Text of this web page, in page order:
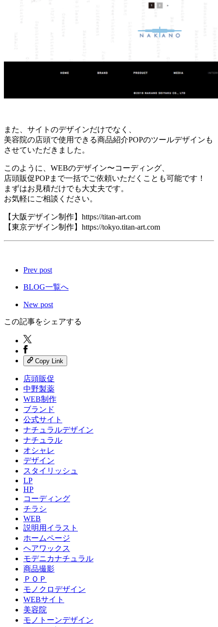
また、サイトのデザインだけでなく、
美容院の店頭で使用できる商品紹介POPのツールデザインも
させていただきました。
このように、WEBのデザイン〜コーディング、
店頭販促POPまで一括でご依頼いただくことも可能です！
まずはお見積だけでも大丈夫です。
お気軽にご相談ください。
【大阪デザイン制作】https://titan-art.com
【東京デザイン制作】https://tokyo.titan-art.com
Prev post
BLOG一覧へ
New post
この記事をシェアする
Copy Link
店頭販促
中野製薬
WEB制作
ブランド
公式サイト
ナチュラルデザイン
ナチュラル
オシャレ
デザイン
スタイリッシュ
LP
HP
コーディング
チラシ
WEB
説明用イラスト
ホームページ
ヘアワックス
モデニカナチュラル
商品撮影
ＰＯＰ
モノクロデザイン
WEBサイト
美容院
モノトーンデザイン